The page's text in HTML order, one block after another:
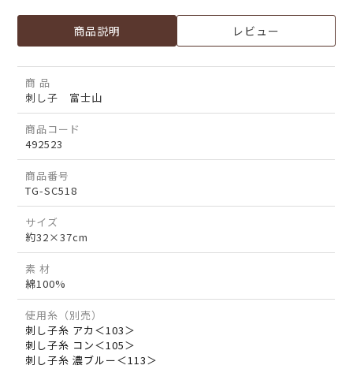
商品説明 レビュー
商 品
刺し子 富士山
商品コード
492523
商品番号
TG-SC518
サイズ
約32×37cm
素 材
綿100%
使用糸（別売）
刺し子糸 アカ＜103＞
刺し子糸 コン＜105＞
刺し子糸 濃ブルー＜113＞